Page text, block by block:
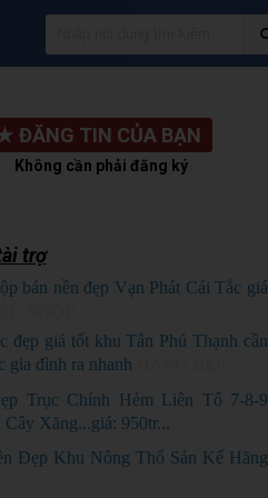
ĐĂNG TIN CỦA BẠN
Không cần phải đăng ký
trợ
bán nền đẹp Vạn Phát Cái Tắc giá
đẹp giá tốt khu Tân Phú Thạnh cần
gia đình ra nhanh
Trục Chính Hẻm Liên Tổ 7-8-9
Xăng...giá: 950tr...
Đẹp Khu Nông Thổ Sản Kế Hãng